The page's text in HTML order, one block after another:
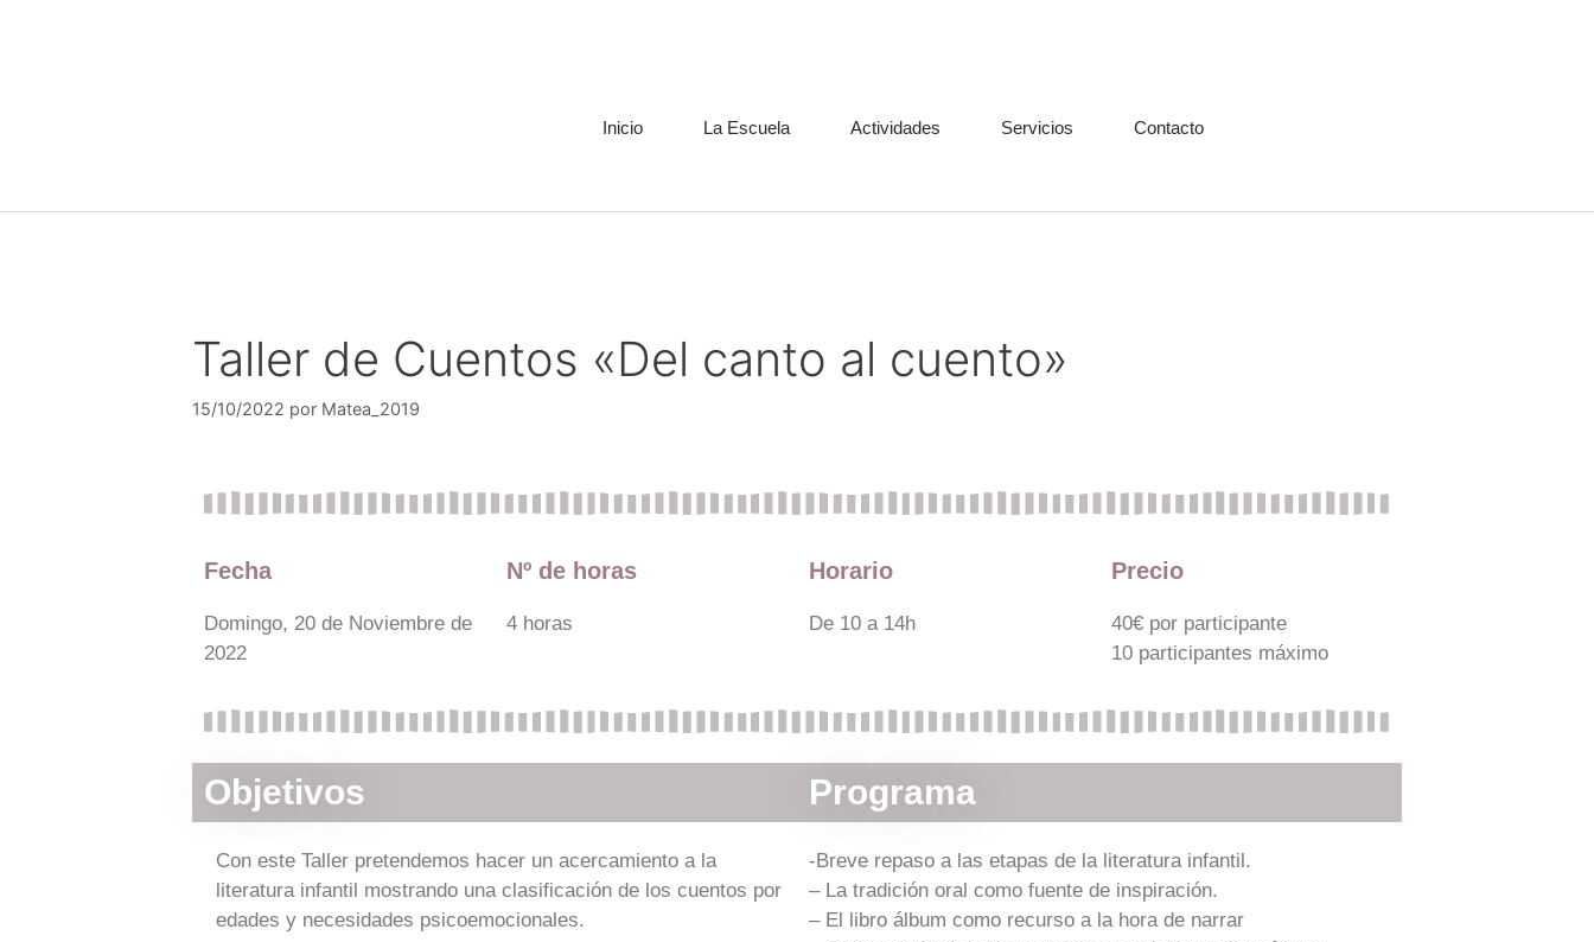
Inicio La Escuela Actividades Servicios Contacto
Taller de Cuentos «Del canto al cuento»
15/10/2022 por Matea_2019
Fecha
Domingo, 20 de Noviembre de
2022
Nº de horas
4 horas
Horario
De 10 a 14h
Precio
40€ por participante
10 participantes máximo
Objetivos Programa
Con este Taller pretendemos hacer un acercamiento a la
literatura infantil mostrando una clasificación de los cuentos por
edades y necesidades psicoemocionales.
-Breve repaso a las etapas de la literatura infantil.
– La tradición oral como fuente de inspiración.
– El libro álbum como recurso a la hora de narrar